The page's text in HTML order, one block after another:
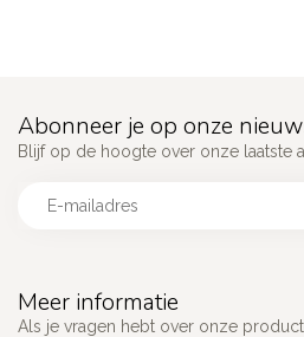
Meer informatie
Als je vragen hebt over onze
Abonneer je op onze
Blijf op de hoogte over onze laatste